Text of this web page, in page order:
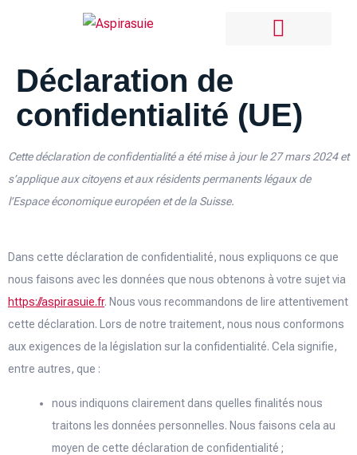
Déclaration de
confidentialité (UE)
Cette déclaration de confidentialité a été mise à jour le 27 mars 2024 et
s’applique aux citoyens et aux résidents permanents légaux de
l’Espace économique européen et de la Suisse.
Dans cette déclaration de confidentialité, nous expliquons ce que
nous faisons avec les données que nous obtenons à votre sujet via
https://aspirasuie.fr. Nous vous recommandons de lire attentivement
cette déclaration. Lors de notre traitement, nous nous conformons
aux exigences de la législation sur la confidentialité. Cela signifie,
entre autres, que :
nous indiquons clairement dans quelles finalités nous
traitons les données personnelles. Nous faisons cela au
moyen de cette déclaration de confidentialité ;